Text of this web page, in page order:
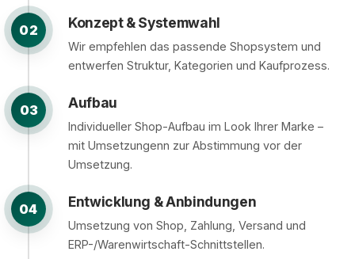
02 Konzept & Systemwahl
Wir empfehlen das passende Shopsystem und
entwerfen Struktur, Kategorien und Kaufprozess.
03 Aufbau
Individueller Shop-Aufbau im Look Ihrer Marke –
mit Umsetzungenn zur Abstimmung vor der
Umsetzung.
04 Entwicklung & Anbindungen
Umsetzung von Shop, Zahlung, Versand und
ERP-/Warenwirtschaft-Schnittstellen.